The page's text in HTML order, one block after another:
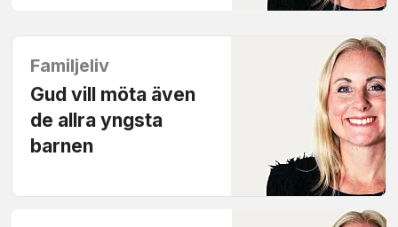
Familjeliv
Gud vill möta även
de allra yngsta
barnen